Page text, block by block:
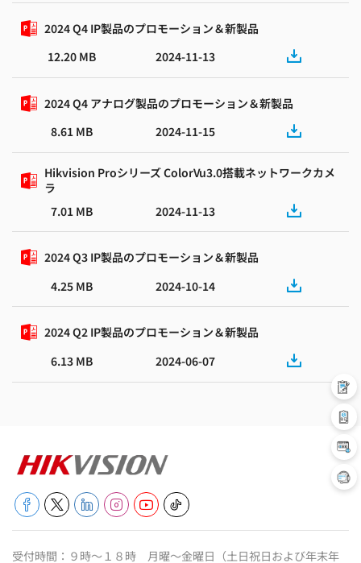
2024 Q4 IP製品のプロモーション＆新製品
12.20 MB
2024-11-13
2024 Q4 アナログ製品のプロモーション＆新製品
8.61 MB
2024-11-15
Hikvision Proシリーズ ColorVu3.0搭載ネットワークカメ
ラ
7.01 MB
2024-11-13
2024 Q3 IP製品のプロモーション＆新製品
4.25 MB
2024-10-14
2024 Q2 IP製品のプロモーション＆新製品
6.13 MB
2024-06-07
受付時間：９時～１８時 月曜～金曜日（土日祝日および年末年